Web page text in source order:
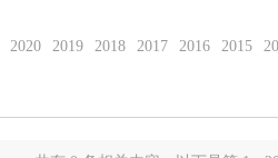
2020 2019 2018 2017 2016 2015